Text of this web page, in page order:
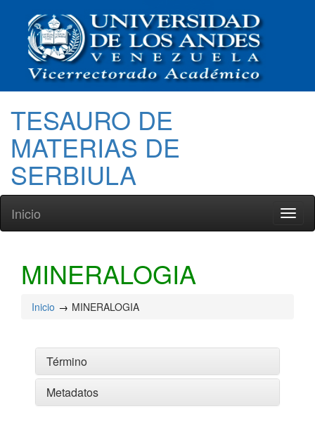
TESAURO DE
MATERIAS DE
SERBIULA
Inicio
MINERALOGIA
Inicio MINERALOGIA
Término
Metadatos